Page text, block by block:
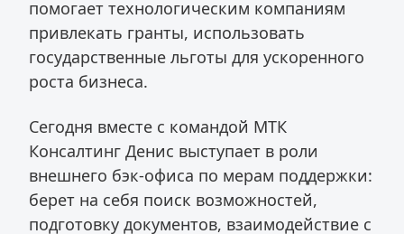
помогает технологическим компаниям
привлекать гранты, использовать
государственные льготы для ускоренного
роста бизнеса.
Сегодня вместе с командой МТК
Консалтинг Денис выступает в роли
внешнего бэк-офиса по мерам поддержки:
берет на себя поиск возможностей,
подготовку документов, взаимодействие с